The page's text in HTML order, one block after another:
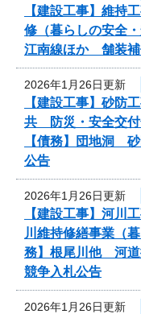
【建設工事】維
修（暮らしの安全
江南線ほか 舗装補
2026年1月26日更新
【建設工事】砂防
共 防災・安全交付
【債務】団地洞
公告
2026年1月26日更新
【建設工事】河
川維持修繕事業（
務】根尾川他 河道
競争入札公告
2026年1月26日更新